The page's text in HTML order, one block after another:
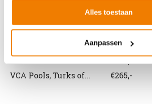
Alles toestaan
Aanpassen
VCA andere taal
Prijs
VCA Pools, Turks of...
€265,-